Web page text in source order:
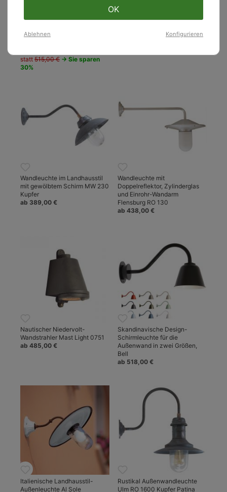
Light 0751
statt 515,00 € → Sie sparen
30%
Landhausstil MW 135 AL
Wandleuchte im Landhausstil
mit gewölbtem Schirm MW 230
Kupfer
ab 389,00 €
Wandleuchte mit
Doppelreflektor, Zylinderglas
und Einrohr-Wandarm
Flensburg RO 130
ab 438,00 €
Nautischer Niedervolt-
Wandstrahler Mast Light 0751
ab 485,00 €
Skandinavische Design-
Schirmleuchte für die
Außenwand in zwei Größen,
Bell
ab 518,00 €
Italienische Landhausstil-
Außenleuchte Al Sole
Rustikal Außenwandleuchte
Ulm RO 1600 Kupfer Patina
OK
Ablehnen Konfigurieren